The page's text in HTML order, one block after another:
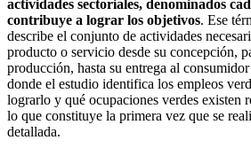
actividades sectoriales, denominados
contribuye a lograr los objetivos. Ese
describe el conjunto de actividades
producto o servicio desde su concepción,
producción, hasta su entrega al
donde el estudio identifica los empleos
lograrlo y qué ocupaciones verdes existen
lo que constituye la primera vez que se
detallada.